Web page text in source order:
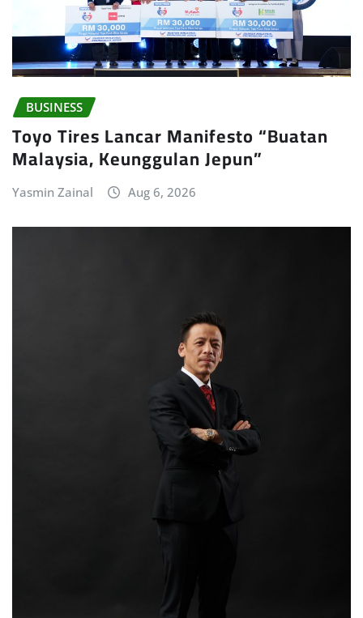
BUSINESS
Toyo Tires Lancar Manifesto “Buatan
Malaysia, Keunggulan Jepun”
Yasmin Zainal Aug 6, 2026